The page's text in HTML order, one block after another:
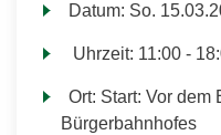
Datum: So.
Uhrzeit: 11:00 -
Ort: Start: Vor dem
Bürgerbahnhofes